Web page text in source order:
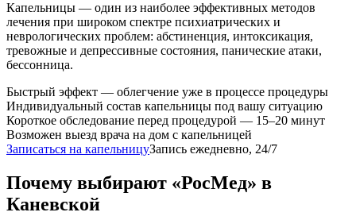
Капельницы — один из наиболее эффективных методов
лечения при широком спектре психиатрических и
неврологических проблем: абстиненция, интоксикация,
тревожные и депрессивные состояния, панические атаки,
бессонница.
Быстрый эффект — облегчение уже в процессе процедуры
Индивидуальный состав капельницы под вашу ситуацию
Короткое обследование перед процедурой — 15–20 минут
Возможен выезд врача на дом с капельницей
Записаться на капельницуЗапись ежедневно, 24/7
Почему выбирают «РосМед» в
Каневской